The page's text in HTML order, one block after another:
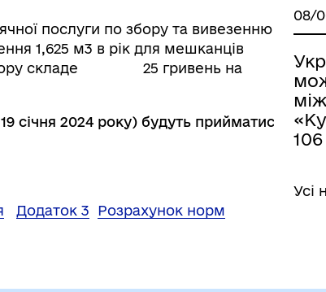
послуги по збору та вивезенню
1,625 м3 в рік для мешканців
складе 25 гривень на
січня 2024 року) будуть прийматися
Додаток 3 Розрахунок норм
08/
Усі